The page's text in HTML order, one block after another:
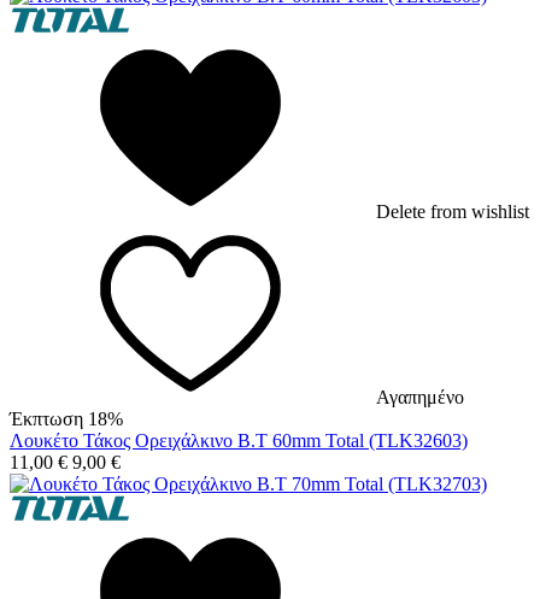
Delete from wishlist
Αγαπημένο
Έκπτωση 18%
Λουκέτο Τάκος Ορειχάλκινο Β.Τ 60mm Total (TLK32603)
11,00 € 9,00 €